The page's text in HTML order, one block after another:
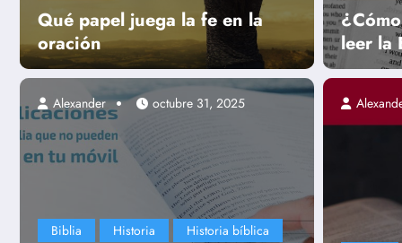
Qué papel juega la fe en la
oración
Biblia Historia Historia bíblica
Alexander octubre 31, 2025
leer la
Uncategorized
Qué nos enseña el libro
sobre la adoración a